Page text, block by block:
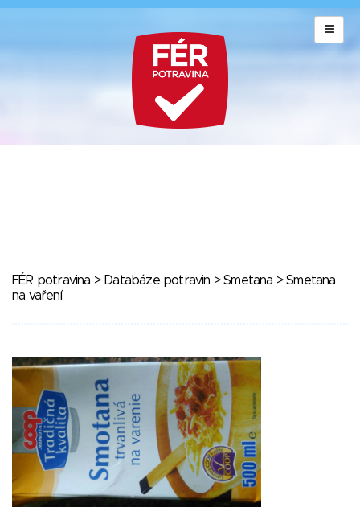
FÉR potravina > Databáze potravin >Smetana > Smetana
na vaření